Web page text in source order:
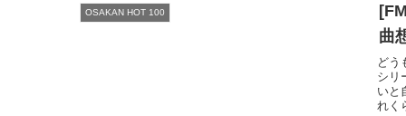
OSAKAN HOT 100
曲
どう
シリ
いと
れく